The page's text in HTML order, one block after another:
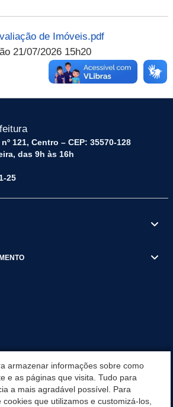
de Imóveis.pdf
21/07/2026 15h20
121, Centro – CEP: 35570-128
das 9h às 16h
25
armazenar informações sobre como
e as páginas que visita. Tudo para
a mais agradável possível. Para
que utilizamos e customizá-los,